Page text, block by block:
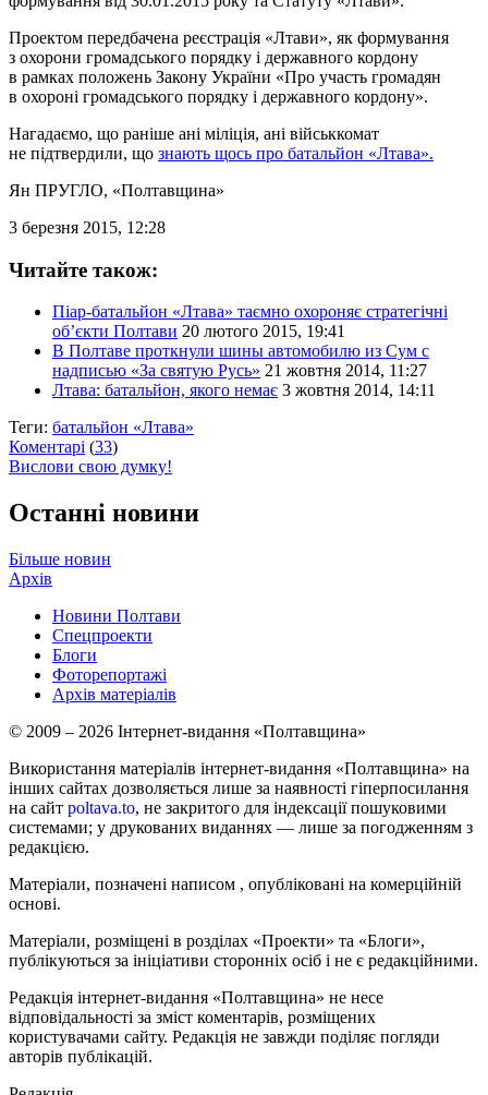
Проектом передбачена реєстрація «Лтави», як формування
з охорони громадського порядку і державного кордону
в рамках положень Закону України «Про участь громадян
в охороні громадського порядку і державного кордону».
Нагадаємо, що раніше ані міліція, ані військкомат
не підтвердили, що знають щось про батальйон «Лтава».
Ян ПРУГЛО, «Полтавщина»
3 березня 2015, 12:28
Читайте також:
Піар-батальйон «Лтава» таємно охороняє стратегічні
об’єкти Полтави 20 лютого 2015, 19:41
В Полтаве проткнули шины автомобилю из Сум с
надписью «За святую Русь» 21 жовтня 2014, 11:27
Лтава: батальйон, якого немає 3 жовтня 2014, 14:11
Теги: батальйон «Лтава»
Коментарі (33)
Вислови свою думку!
Останні новини
Більше новин
Архів
Новини Полтави
Спецпроекти
Блоги
Фоторепортажі
Архів матеріалів
© 2009 – 2026 Інтернет-видання «Полтавщина»
Використання матеріалів інтернет-видання «Полтавщина» на
інших сайтах дозволяється лише за наявності гіперпосилання
на сайт poltava.to, не закритого для індексації пошуковими
системами; у друкованих виданнях — лише за погодженням з
редакцією.
Матеріали, позначені написом , опубліковані на комерційній
основі.
Матеріали, розміщені в розділах «Проекти» та «Блоги»,
публікуються за ініціативи сторонніх осіб і не є редакційними.
Редакція інтернет-видання «Полтавщина» не несе
відповідальності за зміст коментарів, розміщених
користувачами сайту. Редакція не завжди поділяє погляди
авторів публікацій.